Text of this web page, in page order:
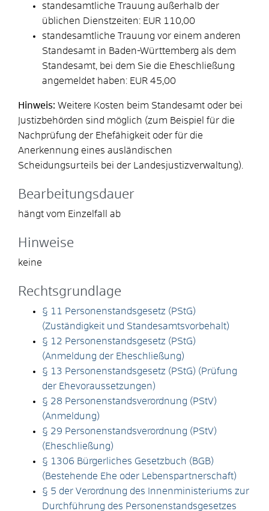
standesamtliche Trauung außerhalb der
üblichen Dienstzeiten: EUR 110,00
standesamtliche Trauung vor einem anderen
Standesamt in Baden-Württemberg als dem
Standesamt, bei dem Sie die Eheschließung
angemeldet haben: EUR 45,00
Hinweis: Weitere Kosten beim Standesamt oder bei
Justizbehörden sind möglich (zum Beispiel für die
Nachprüfung der Ehefähigkeit oder für die
Anerkennung eines ausländischen
Scheidungsurteils bei der Landesjustizverwaltung).
Bearbeitungsdauer
hängt vom Einzelfall ab
Hinweise
keine
Rechtsgrundlage
§ 11 Personenstandsgesetz (PStG)
(Zuständigkeit und Standesamtsvorbehalt)
§ 12 Personenstandsgesetz (PStG)
(Anmeldung der Eheschließung)
§ 13 Personenstandsgesetz (PStG) (Prüfung
der Ehevoraussetzungen)
§ 28 Personenstandsverordnung (PStV)
(Anmeldung)
§ 29 Personenstandsverordnung (PStV)
(Eheschließung)
§ 1306 Bürgerliches Gesetzbuch (BGB)
(Bestehende Ehe oder Lebenspartnerschaft)
§ 5 der Verordnung des Innenministeriums zur
Durchführung des Personenstandsgesetzes